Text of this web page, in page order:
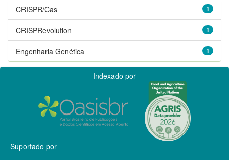
1
CRISPR/Cas
1
CRISPRevolution
1
Engenharia Genética
Indexado por
Suportado por